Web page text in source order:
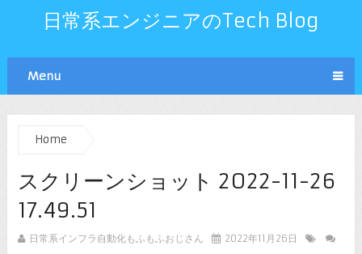
日常系エンジニアのTech Blog
Menu
Home
スクリーンショット 2022-11-26
17.49.51
日常系インフラ自動化もふもふおじさん
2022年11月26日